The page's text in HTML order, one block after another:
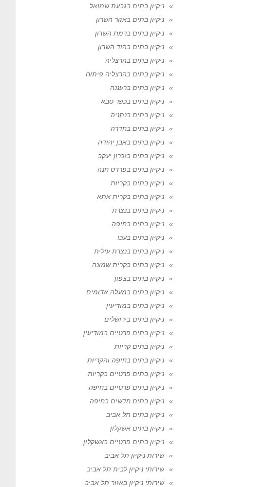
ניקיון בתים בגבעת שמואל
ניקיון בתים באזור השרון
ניקיון בתים ברמת השרון
ניקיון בתים בהוד השרון
ניקיון בתים בהרצליה
ניקיון בתים בהרצליה פיתוח
ניקיון בתים ברעננה
ניקיון בתים בכפר סבא
ניקיון בתים בנתניה
ניקיון בתים בחדרה
ניקיון בתים באבן יהודה
ניקיון בתים בזכרון יעקב
ניקיון בתים בפרדס חנה
ניקיון בתים בקריות
ניקיון בתים בקרית אתא
ניקיון בתים בנצרת
ניקיון בתים בחיפה
ניקיון בתים בעכו
ניקיון בתים בנצרת עילית
ניקיון בתים בקרית שמונה
ניקיון בתים בצפון
ניקיון בתים במעלה אדומים
ניקיון בתים במודיעין
ניקיון בתים בירושלים
ניקיון בתים פרטיים במודיעין
ניקיון בתים קריות
ניקיון בתים בחיפה והקריות
ניקיון בתים פרטיים בקריות
ניקיון בתים פרטיים בחיפה
ניקיון בתים חדשים בחיפה
ניקיון בתים תל אביב
ניקיון בתים אשקלון
ניקיון בתים פרטיים באשקלון
שירות ניקיון תל אביב
שירותי ניקיון לבית תל אביב
שירותי ניקיון באזור תל אביב